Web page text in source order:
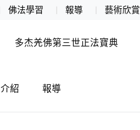
佛法學習 報導 藝術欣賞
多杰羌佛第三世正法寶典
介紹 報導